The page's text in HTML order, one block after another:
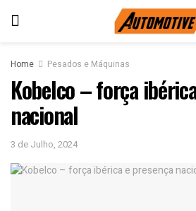
Home Pesados e Máquinas
Kobelco – força
nacional
3 de Julho, 2024